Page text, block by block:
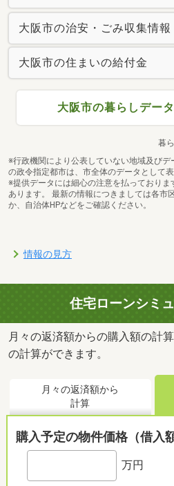
大阪市の治安・ごみ収集情報
大阪市の住まいの給付金
大阪市の暮らしデー
暮
※行政機関により公表していない地域及び
の政令指定都市は、市全体のデータとして表
※提供データには細心の注意を払っており
あります。 最新の情報につきましては各市
か、自治体HPなどをご確認ください。
情報の見方
住宅ローンシミ
月々の返済額からの購入額の計
の計算ができます。
月々の返済額から
計算
購入予定の物件価格（借入額
万円